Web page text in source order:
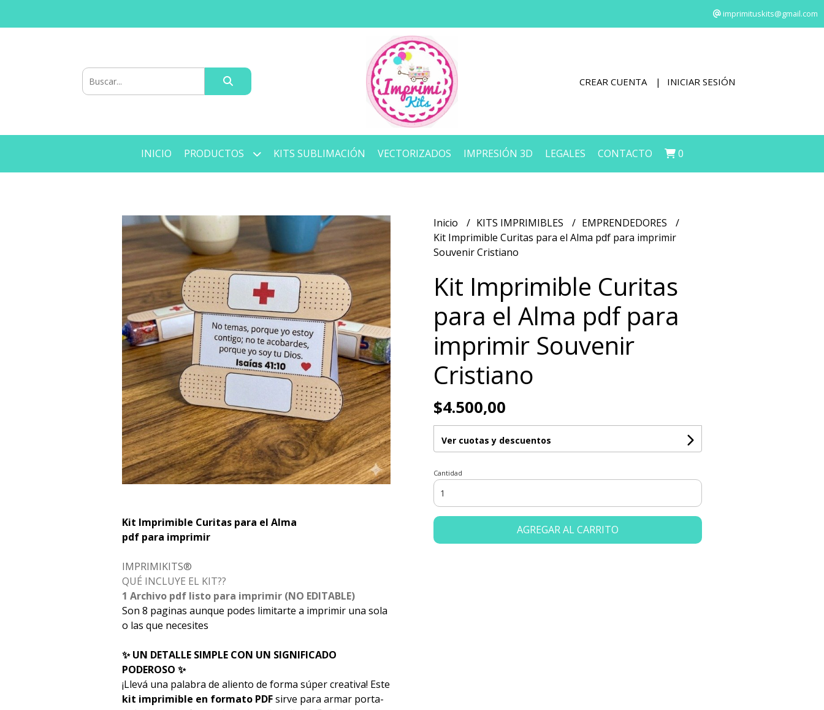
imprimituskits@gmail.com
CREAR CUENTA INICIAR SESIÓN
INICIO PRODUCTOS KITS SUBLIMACIÓN VECTORIZADOS IMPRESIÓN 3D LEGALES CONTACTO 0
Kit Imprimible Curitas para el Alma
pdf para imprimir
IMPRIMIKITS®
QUÉ INCLUYE EL KIT??
1 Archivo pdf listo para imprimir (NO EDITABLE)
Son 8 paginas aunque podes limitarte a imprimir una sola
o las que necesites
✨ UN DETALLE SIMPLE CON UN SIGNIFICADO
PODEROSO ✨
¡Llevá una palabra de aliento de forma súper creativa! Este
kit imprimible en formato PDFsirve para armar porta-
Inicio KITS IMPRIMIBLES
EMPRENDEDORES
Kit Imprimible Curitas para el Alma pdf para imprimir
Souvenir Cristiano
Kit Imprimible Curitas
para el Alma pdf para
imprimir Souvenir
Cristiano
$4.500,00
Ver cuotas y descuentos
Cantidad
AGREGAR AL CARRITO